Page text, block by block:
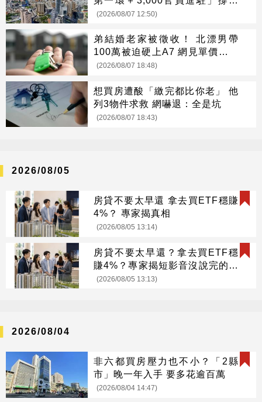
剛需
(2026/08/07 12:50)
弟結婚老家被徵收！ 北漂男帶
100萬被迫硬上A7 網見單價驚呆
了
(2026/08/07 18:48)
想買房遭酸「繳完都比你老」 他
列3物件求救 網嚇退：全是坑
(2026/08/07 18:43)
2026/08/05
房貸不要太早還 拿去買ETF穩賺
4%？ 專家揭真相
(2026/08/05 13:14)
房貸不要太早還？拿去買ETF穩
賺4%？專家揭短影音沒說完的真
相
(2026/08/05 13:13)
2026/08/04
非六都買房壓力也不小？「2縣
市」晚一年入手 要多花逾百萬
(2026/08/04 14:47)